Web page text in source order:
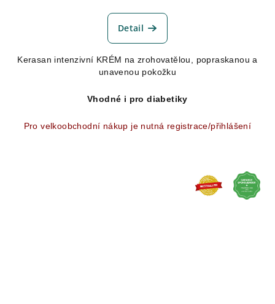
hodnocení
produktu
z
5
Detail
Kerasan intenzivní KRÉM na zrohovatělou, popraskanou a
unavenou pokožku
Vhodné i pro diabetiky
Pro velkoobchodní nákup je nutná registrace/přihlášení